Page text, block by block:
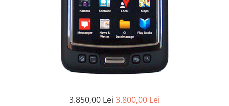
3.850,00 Lei3.800,00 Lei